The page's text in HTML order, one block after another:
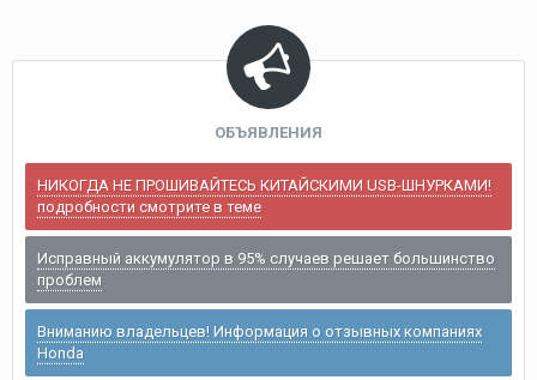
ОБЪЯВЛЕНИЯ
НИКОГДА НЕ ПРОШИВАЙТЕСЬ КИТАЙСКИМИ USB-ШНУРКАМИ!
подробности смотрите в теме
Исправный аккумулятор в 95% случаев решает большинство
проблем
Вниманию владельцев! Информация о отзывных компаниях
Honda